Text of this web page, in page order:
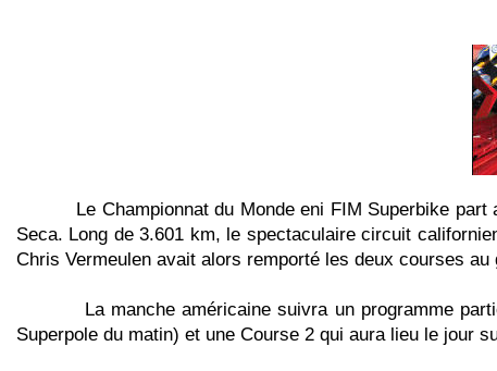
Le Championnat du Monde eni FIM Superbike part
Seca. Long de 3.601 km, le spectaculaire circuit
Chris Vermeulen avait alors remporté les deux courses au
La manche américaine suivra un programme
Superpole du matin) et une Course 2 qui aura lieu le jour